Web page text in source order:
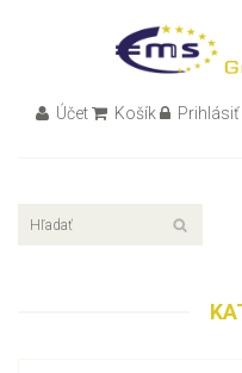
Účet Košík Prihlásiť